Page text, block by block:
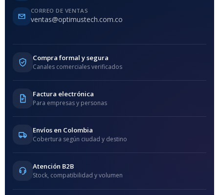
CORREO DE VENTAS
ventas@optimustech.com.co
Compra formal y segura
Canales comerciales verificados
Factura electrónica
Para empresas y personas
Envíos en Colombia
Cobertura según ciudad y destino
Atención B2B
Stock, compatibilidad y volumen